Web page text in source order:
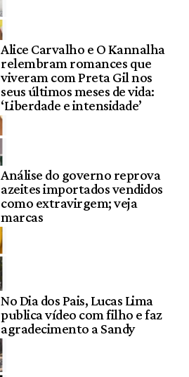
Alice Carvalho e O Kannalha
relembram romances que
viveram com Preta Gil nos
seus últimos meses de vida:
‘Liberdade e intensidade’
Análise do governo reprova
azeites importados vendidos
como extravirgem; veja
marcas
No Dia dos Pais, Lucas Lima
publica vídeo com filho e faz
agradecimento a Sandy